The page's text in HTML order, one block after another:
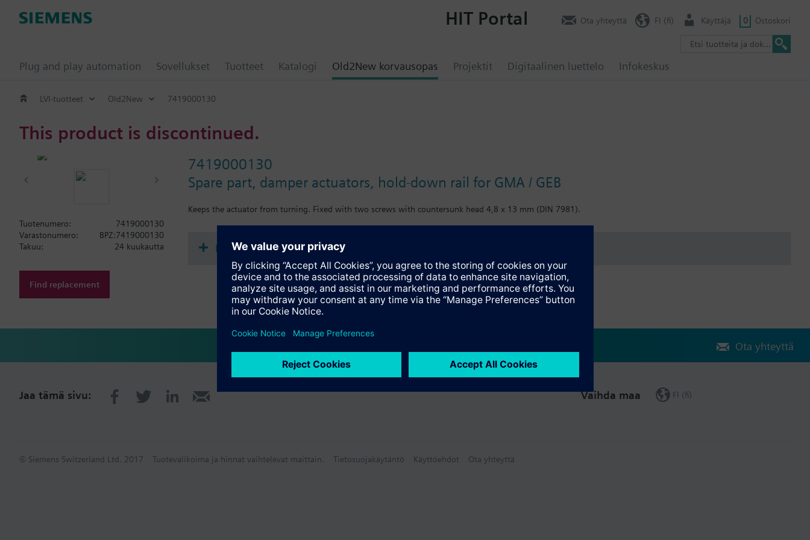
Plug and play automation Sovellukset Tuotteet Katalogi Old2New korvausopas Projektit Digitaalinen luettelo Infokeskus
HIT Portal Ota yhteyttä FI (fi) Käyttäjä 0 Ostoskori
LVI-tuotteet Old2New 7419000130
This product is discontinued.
7419000130
Spare part, damper actuators, hold-down rail for GMA / GEB
Keeps the actuator from turning. Fixed with two screws with countersunk head 4,8 x 13 mm (DIN 7981).
Tuotenumero:
7419000130
Varastonumero:
BPZ:7419000130
Takuu:
24 kuukautta
Find replacement
Dokumentaatio
Ota yhteyttä
Jaa tämä sivu: Vaihda maa FI (fi)
© Siemens Switzerland Ltd. 2017 Tuotevalikoima ja hinnat vaihtelevat maittain. Tietosuojakäytäntö Käyttöehdot Ota yhteyttä